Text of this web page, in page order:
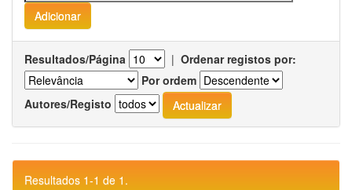
Resultados/Página | Ordenar registos por:
Por ordem
Autores/Registo
Resultados 1-1 de 1.